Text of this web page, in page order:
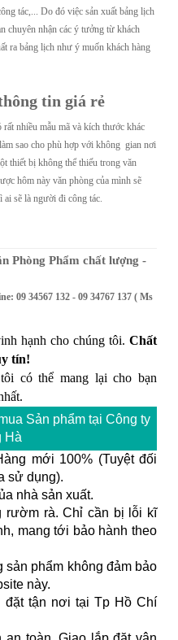
tác,... Do đó việc sản xuất bảng lịch
chuyên nhận các ý tưởng từ khách
ra bảng lịch như ý muốn khách hàng
tin giá rẻ
nhiều mẫu mã và kích thước khác
sao cho phù hợp với không gian nơi
thiết bị không thể thiếu trong văn
hôm này văn phòng của mình sẽ
sẽ là người đi công tác.
Phòng Phẩm chất lượng -
09 34567 132 - 09 34767 137 ( Ms
hạnh cho chúng tôi. Chất
tín!
có thể mang lại cho bạn
Sản phẩm tại Công ty
Hà
mới 100% (Tuyệt đối
sử dụng).
nhà sản xuất.
rườm rà. Chỉ cần bị lỗi kĩ
mang tới bảo hành theo
phẩm không đảm bảo
này.
đặt tận nơi tại Tp Hồ Chí